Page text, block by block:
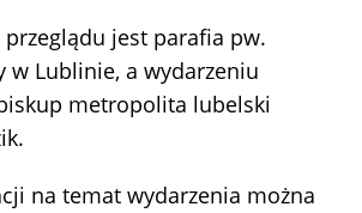
jest parafia pw.
w Lublinie, a wydarzeniu
metropolita lubelski
na temat wydarzenia można